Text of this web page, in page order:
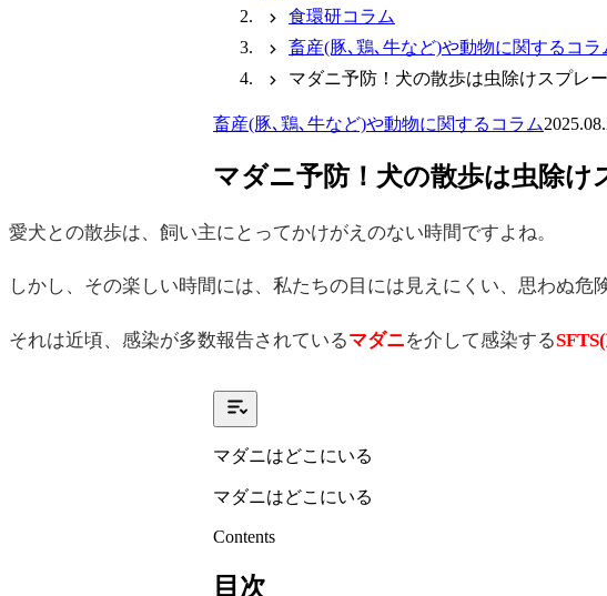
食環研コラム
畜産(豚､鶏､牛など)や動物に関するコラ
マダニ予防！犬の散歩は虫除けスプレ
畜産(豚､鶏､牛など)や動物に関するコラム
マダニ予防！犬の散歩は虫除け
愛犬との散歩は、飼い主にとってかけがえのない時間ですよね。
しかし、その楽しい時間には、私たちの目には見えにくい、思わぬ危
それは近頃、感染が多数報告されているマダニを介して感染する
マダニはどこにいる
マダニはどこにいる
Contents
目次